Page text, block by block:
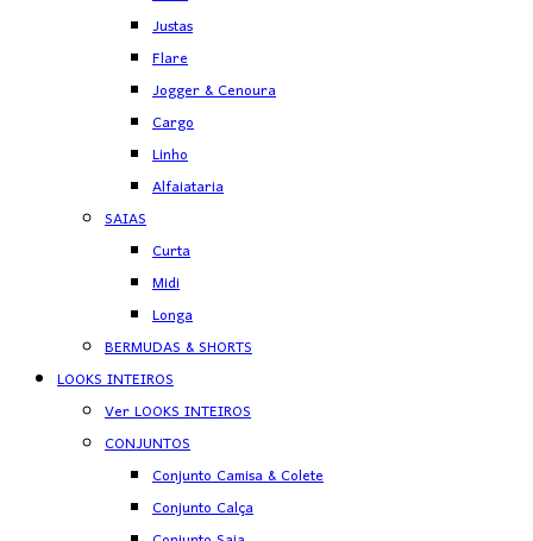
Justas
Flare
Jogger & Cenoura
Cargo
Linho
Alfaiataria
SAIAS
Curta
Midi
Longa
BERMUDAS & SHORTS
LOOKS INTEIROS
Ver LOOKS INTEIROS
CONJUNTOS
Conjunto Camisa & Colete
Conjunto Calça